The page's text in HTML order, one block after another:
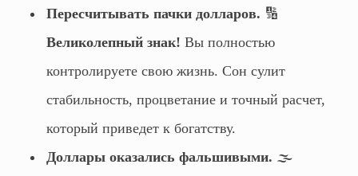
Пересчитывать пачки долларов. 🔢
Великолепный знак! Вы полностью
контролируете свою жизнь. Сон сулит
стабильность, процветание и точный расчет,
который приведет к богатству.
Доллары оказались фальшивыми. 🌫️